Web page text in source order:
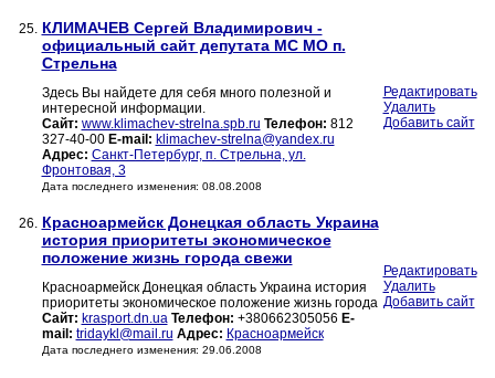
25. КЛИМАЧЕВ Сергей Владимирович -
официальный сайт депутата МС МО п.
Стрельна
Здесь Вы найдете для себя много полезной и
интересной информации.
Сайт: www.klimachev-strelna.spb.ru Телефон: 812
327-40-00 E-mail: klimachev-strelna@yandex.ru
Адрес: Санкт-Петербург, п. Стрельна, ул.
Фронтовая, 3
Дата последнего изменения: 08.08.2008
Редактировать
Удалить
Добавить сайт
26. Красноармейск Донецкая область Украина
история приоритеты экономическое
положение жизнь города свежи
Красноармейск Донецкая область Украина история
приоритеты экономическое положение жизнь города
Сайт: krasport.dn.ua Телефон: +380662305056 E-
mail: tridaykl@mail.ru Адрес: Красноармейск
Дата последнего изменения: 29.06.2008
Редактировать
Удалить
Добавить сайт